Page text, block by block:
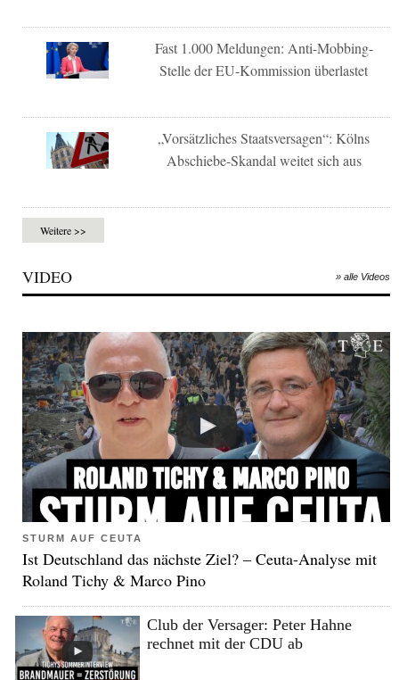
Fast 1.000 Meldungen: Anti-Mobbing-
Stelle der EU-Kommission überlastet
„Vorsätzliches Staatsversagen“: Kölns
Abschiebe-Skandal weitet sich aus
Weitere >>
VIDEO » alle Videos
STURM AUF CEUTA
Ist Deutschland das nächste Ziel? – Ceuta-Analyse mit
Roland Tichy & Marco Pino
Club der Versager: Peter Hahne
rechnet mit der CDU ab